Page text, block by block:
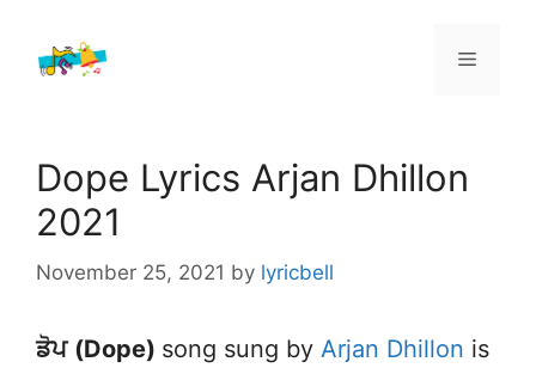
content
Menu
Dope Lyrics Arjan Dhillon
2021
November 25, 2021 by lyricbell
ਡੋਪ (Dope) song sung by Arjan Dhillon is